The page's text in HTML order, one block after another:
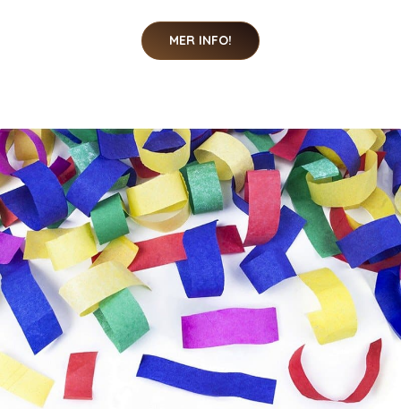
MER INFO!